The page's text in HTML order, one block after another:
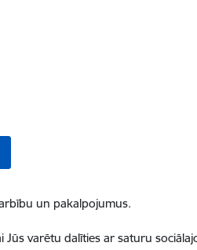
un pakalpojumus.
varētu dalīties ar saturu